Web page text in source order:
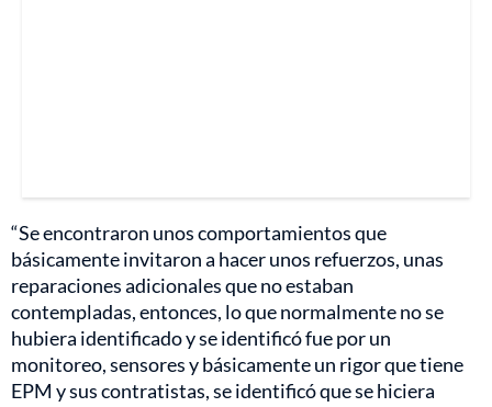
“Se encontraron unos comportamientos que
básicamente invitaron a hacer unos refuerzos, unas
reparaciones adicionales que no estaban
contempladas, entonces, lo que normalmente no se
hubiera identificado y se identificó fue por un
monitoreo, sensores y básicamente un rigor que tiene
EPM y sus contratistas, se identificó que se hiciera